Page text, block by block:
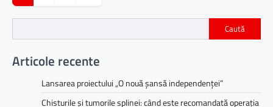
articole
Caută
Articole recente
Lansarea proiectului „O nouă șansă independenței”
Chisturile și tumorile splinei: când este recomandată operația